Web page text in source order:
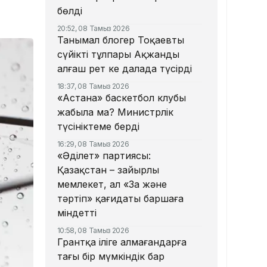
бөлді
20:52, 08 Тамыз 2026
Танымал блогер Тоқаевтың
сүйікті тұлпары Ақжанды
алғаш рет кең далада түсірді
18:37, 08 Тамыз 2026
«Астана» баскетбол клубы
жабыла ма? Министрлік
түсініктеме берді
16:29, 08 Тамыз 2026
«Әділет» партиясы:
Қазақстан – зайырлы
мемлекет, ал «Заң және
тәртіп» қағидаты баршаға
міндетті
10:58, 08 Тамыз 2026
Грантқа іліге алмағандарға
тағы бір мүмкіндік бар